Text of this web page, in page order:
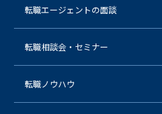
転職エージェントの面談
転職相談会・セミナー
転職ノウハウ